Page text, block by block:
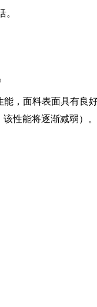
，面料表面具有良
性能将逐渐减弱）